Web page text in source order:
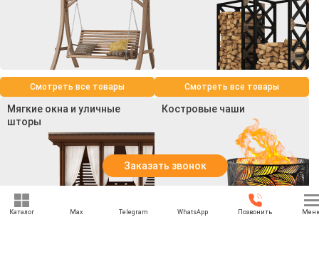
Смотреть все товары Смотреть все товары
Мягкие окна и уличные
шторы
Костровые чаши
Заказать звонок
Каталог Max Telegram WhatsApp Позвонить